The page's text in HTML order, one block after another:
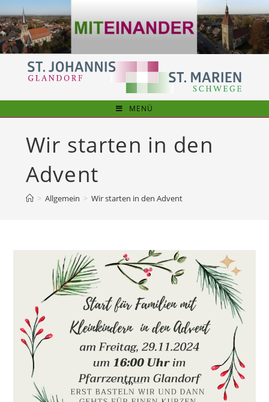
Inhalt
springen
MENÜ
Wir starten in den
Advent
> Allgemein > Wir starten in den Advent